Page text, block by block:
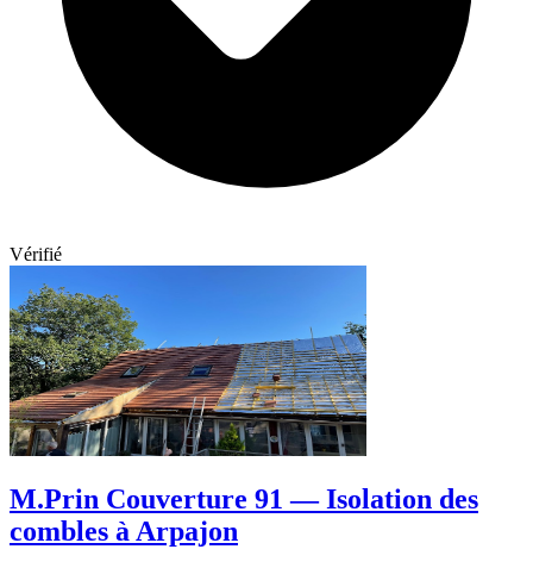
Vérifié
M.Prin Couverture 91 — Isolation des
combles à Arpajon